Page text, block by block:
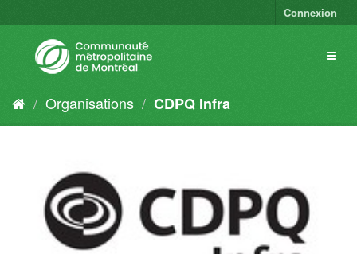
Connexion
Organisations CDPQ Infra